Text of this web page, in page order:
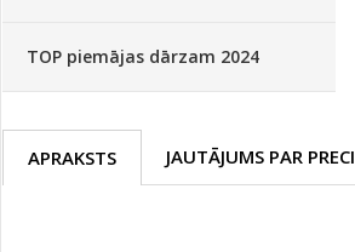
TOP piemājas dārzam 2024
APRAKSTS JAUTĀJUMS PAR PRECI